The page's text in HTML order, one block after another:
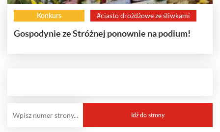
Konkurs #ciasto drożdżowe ze śliwkami
Gospodynie ze Stróżnej ponownie na podium!